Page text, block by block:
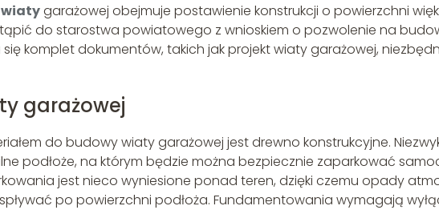
garażowej obejmuje postawienie konstrukcji o powierzchni
do starostwa powiatowego z wnioskiem o pozwolenie na
komplet dokumentów, takich jak projekt wiaty garażowej,
garażowej
do budowy wiaty garażowej jest drewno konstrukcyjne.
podłoże, na którym będzie można bezpiecznie zaparkować
jest nieco wyniesione ponad teren, dzięki czemu opady
po powierzchni podłoża. Fundamentowania wymagają